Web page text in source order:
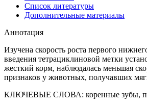
Список литературы
Дополнительные материалы
Аннотация
Изучена скорость роста первого
введения тетрациклиновой метки
жесткий корм, наблюдалась меньшая
признаков у животных, получавших
КЛЮЧЕВЫЕ СЛОВА: коренные зубы,